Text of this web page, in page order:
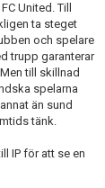
United. Till
ta steget
och spelare
trupp garanterar
till skillnad
spelarna
än sund
tänk.
IP för att se en